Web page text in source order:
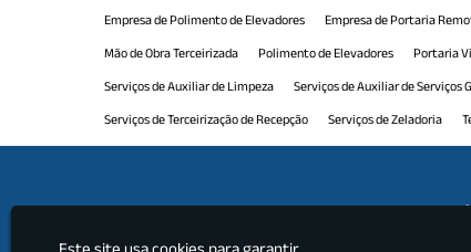
Empresa de Polimento de Elevadores
Empresa de Portaria
Mão de Obra Terceirizada
Polimento de Elevadores Portaria
Serviços de Auxiliar de Limpeza
Serviços de Auxiliar de Serviços
Serviços de Terceirização de Recepção
Serviços de Zeladoria
Terceirização de Limpeza e Conservação
Terceirização de